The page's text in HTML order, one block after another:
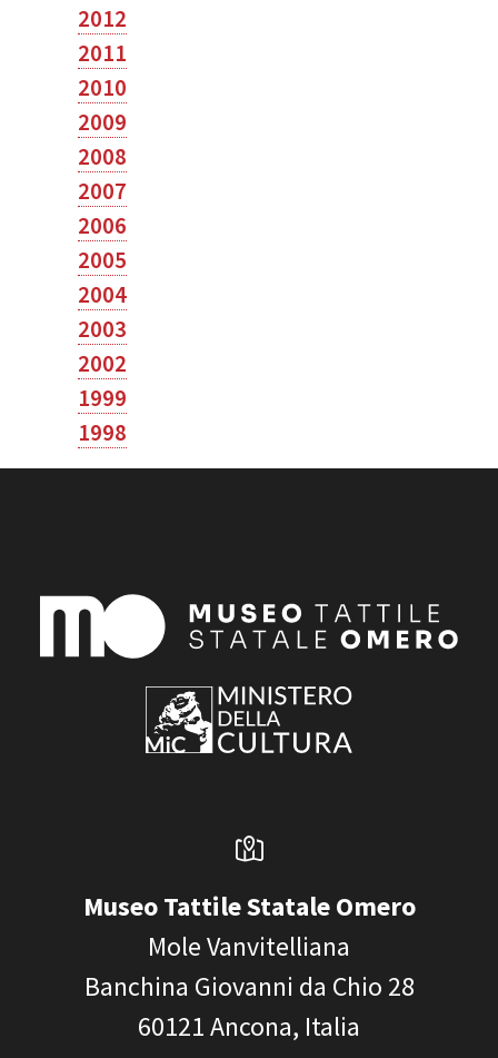
2012
2011
2010
2009
2008
2007
2006
2005
2004
2003
2002
1999
1998
Museo Tattile Statale Omero
Mole Vanvitelliana
Banchina Giovanni da Chio 28
60121Ancona, Italia